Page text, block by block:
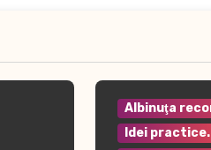
Albinuţa
Idei